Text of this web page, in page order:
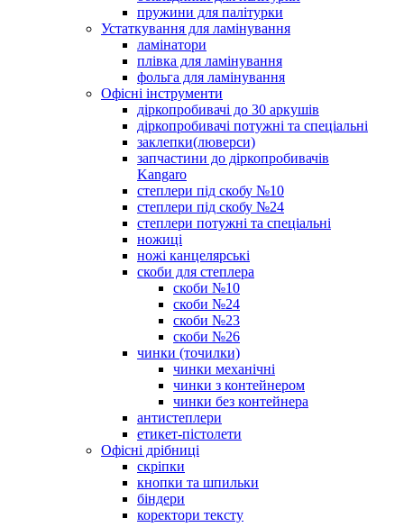
пружини для палітурки
Устаткування для ламінування
ламінатори
плівка для ламінування
фольга для ламінування
Офісні інструменти
діркопробивачі до 30 аркушів
діркопробивачі потужні та спеціальні
заклепки(люверси)
запчастини до діркопробивачів
Kangaro
степлери під скобу №10
степлери під скобу №24
степлери потужні та спеціальні
ножиці
ножі канцелярські
скоби для степлера
скоби №10
скоби №24
скоби №23
скоби №26
чинки (точилки)
чинки механічні
чинки з контейнером
чинки без контейнера
антистеплери
етикет-пістолети
Офісні дрібниці
скріпки
кнопки та шпильки
біндери
коректори тексту